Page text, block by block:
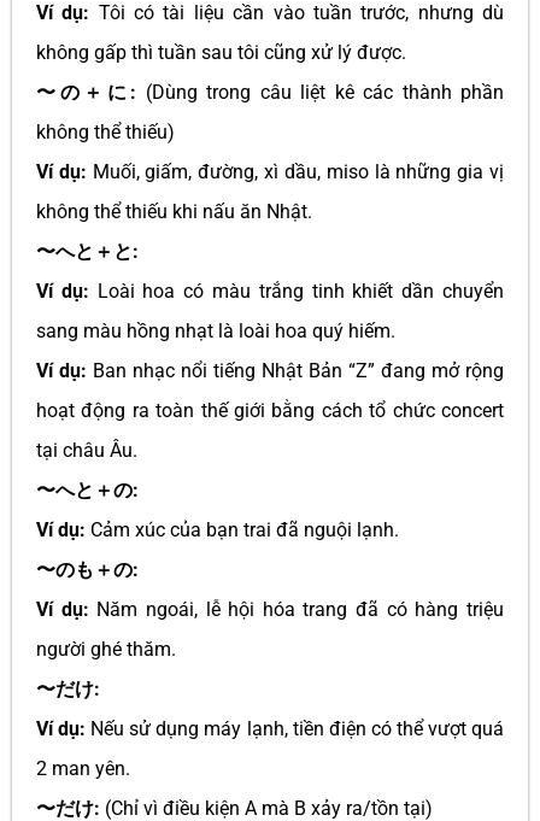
Ví dụ: Tôi có tài liệu cần vào tuần trước, nhưng dù
không gấp thì tuần sau tôi cũng xử lý được.
〜の＋に: (Dùng trong câu liệt kê các thành phần
không thể thiếu)
Ví dụ: Muối, giấm, đường, xì dầu, miso là những gia vị
không thể thiếu khi nấu ăn Nhật.
〜へと＋と:
Ví dụ: Loài hoa có màu trắng tinh khiết dần chuyển
sang màu hồng nhạt là loài hoa quý hiếm.
Ví dụ: Ban nhạc nổi tiếng Nhật Bản “Z” đang mở rộng
hoạt động ra toàn thế giới bằng cách tổ chức concert
tại châu Âu.
〜へと＋の:
Ví dụ: Cảm xúc của bạn trai đã nguội lạnh.
〜のも＋の:
Ví dụ: Năm ngoái, lễ hội hóa trang đã có hàng triệu
người ghé thăm.
〜だけ:
Ví dụ: Nếu sử dụng máy lạnh, tiền điện có thể vượt quá
2 man yên.
〜だけ: (Chỉ vì điều kiện A mà B xảy ra/tồn tại)